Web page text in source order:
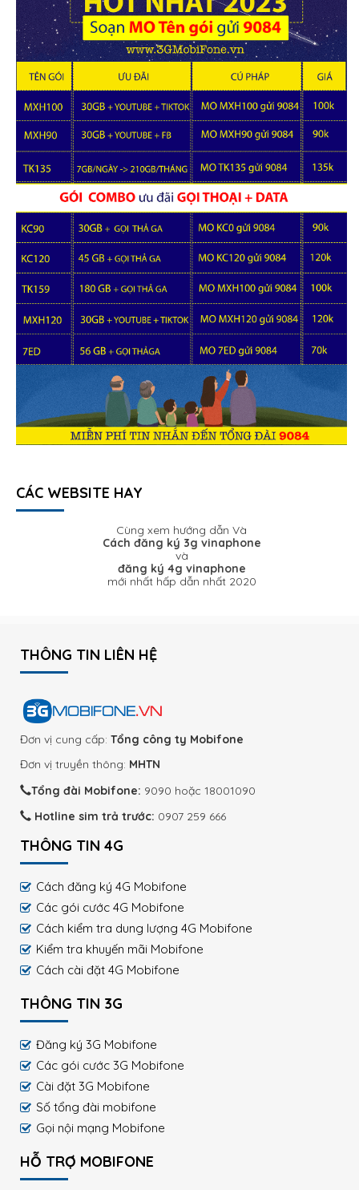
CÁC WEBSITE HAY
Cùng xem hướng dẫn Và
Cách đăng ký 3g vinaphone
và
đăng ký 4g vinaphone
mới nhất hấp dẫn nhất 2020
THÔNG TIN LIÊN HỆ
Đơn vị cung cấp: Tổng công ty Mobifone
Đơn vị truyền thông: MHTN
Tổng đài Mobifone: 9090 hoặc 18001090
Hotline sim trả trước: 0907 259 666
THÔNG TIN 4G
Cách đăng ký 4G Mobifone
Các gói cước 4G Mobifone
Cách kiểm tra dung lượng 4G Mobifone
Kiểm tra khuyến mãi Mobifone
Cách cài đặt 4G Mobifone
THÔNG TIN 3G
Đăng ký 3G Mobifone
Các gói cước 3G Mobifone
Cài đặt 3G Mobifone
Số tổng đài mobifone
Gọi nội mạng Mobifone
HỖ TRỢ MOBIFONE